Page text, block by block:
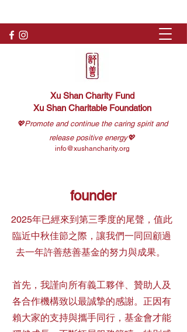
Xu Shan Charity Fund
Xu Shan Charitable Foundation
💖Promote and continue the caring spirit and
release positive energy💖
info@xushancharity.org
founder
2025年已經來到第三季度的尾聲，值此
臨近中秋佳節之際，讓我們一同回顧過
去一年許善慈善基金的努力與成果。
首先，我謹向所有義工夥伴、贊助人及
各合作機構致以最誠摯的感謝。正因有
賴大家的支持與攜手同行，基金會才能